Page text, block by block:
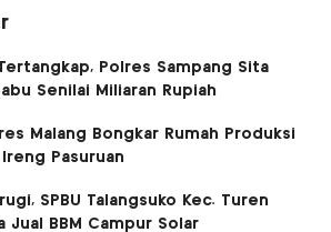
Polres Sampang Sita
Senilai Miliaran Rupiah
Malang Bongkar Rumah Produksi
Pasuruan
SPBU Talangsuko Kec. Turen
Jual BBM Campur Solar